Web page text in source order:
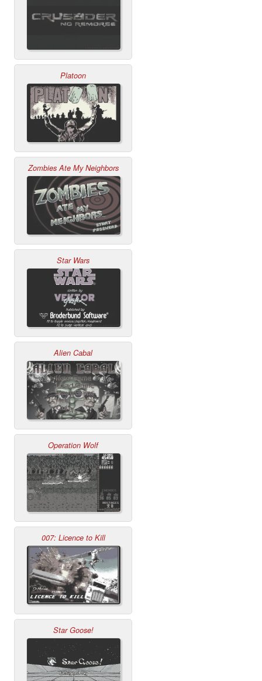
Platoon
Zombies Ate My Neighbors
Star Wars
Alien Cabal
Operation Wolf
007: Licence to Kill
Star Goose!